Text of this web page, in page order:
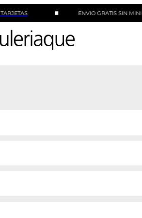
ENVIO GRATIS SIN MINIMO DE